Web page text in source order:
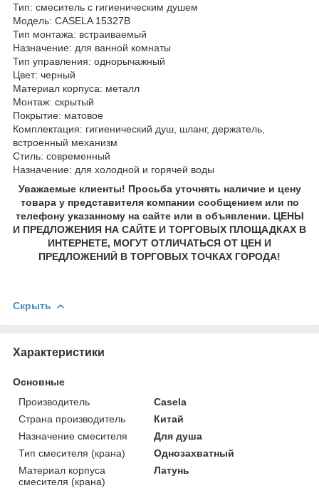
Тип: смеситель с гигиеническим душем
Модель: CASELA 15327B
Тип монтажа: встраиваемый
Назначение: для ванной комнаты
Тип управления: однорычажный
Цвет: черный
Материал корпуса: металл
Монтаж: скрытый
Покрытие: матовое
Комплектация: гигиенический душ, шланг, держатель,
встроенный механизм
Стиль: современный
Назначение: для холодной и горячей воды
Уважаемые клиенты! Просьба уточнять наличие и цену
товара у представителя компании сообщением или по
телефону указанному на сайте или в объявлении. ЦЕНЫ
И ПРЕДЛОЖЕНИЯ НА САЙТЕ И ТОРГОВЫХ ПЛОЩАДКАХ В
ИНТЕРНЕТЕ, МОГУТ ОТЛИЧАТЬСЯ ОТ ЦЕН И
ПРЕДЛОЖЕНИЙ В ТОРГОВЫХ ТОЧКАХ ГОРОДА!
Скрыть
Характеристики
Основные
Производитель
Casela
Страна производитель
Китай
Назначение смесителя
Для душа
Тип смесителя (крана)
Однозахватный
Материал корпуса
смесителя (крана)
Латунь